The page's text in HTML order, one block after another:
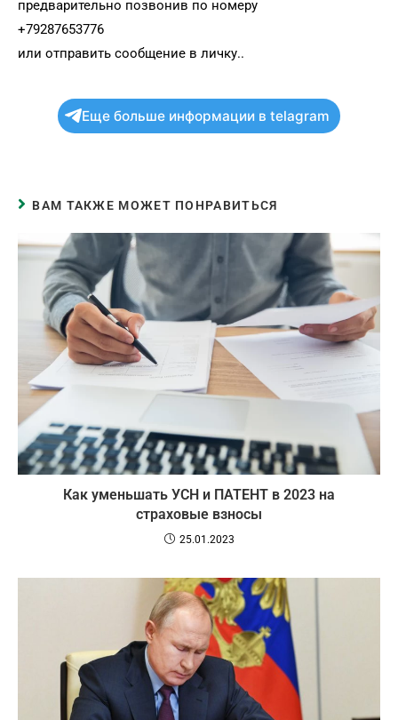
предварительно позвонив по номеру
+79287653776
или отправить сообщение в личку..
Еще больше информации в telagram
ВАМ ТАКЖЕ МОЖЕТ ПОНРАВИТЬСЯ
Как уменьшать УСН и ПАТЕНТ в 2023 на
страховые взносы
25.01.2023